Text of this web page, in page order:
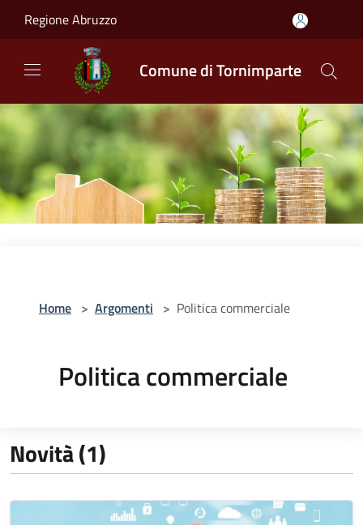
Regione Abruzzo
Comune di Tornimparte
Home > Argomenti > Politica commerciale
Politica commerciale
Novità (1)